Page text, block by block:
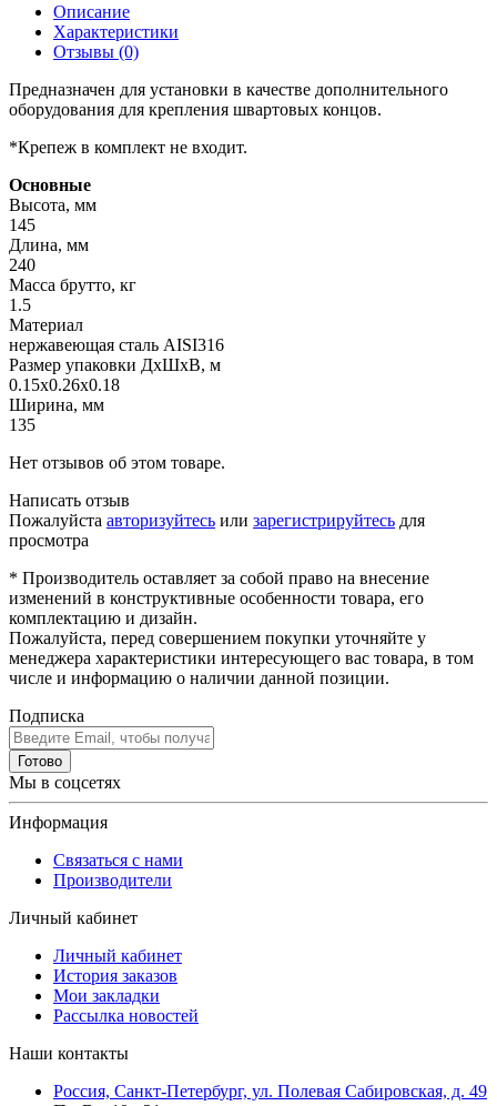
Описание
Характеристики
Отзывы (0)
Предназначен для установки в качестве дополнительного
оборудования для крепления швартовых концов.
*Крепеж в комплект не входит.
Основные
Высота, мм
145
Длина, мм
240
Масса брутто, кг
1.5
Материал
нержавеющая сталь AISI316
Размер упаковки ДхШхВ, м
0.15x0.26x0.18
Ширина, мм
135
Нет отзывов об этом товаре.
Написать отзыв
Пожалуйста авторизуйтесь или зарегистрируйтесь для
просмотра
* Производитель оставляет за собой право на внесение
изменений в конструктивные особенности товара, его
комплектацию и дизайн.
Пожалуйста, перед совершением покупки уточняйте у
менеджера характеристики интересующего вас товара, в том
числе и информацию о наличии данной позиции.
Подписка
Готово
Мы в соцсетях
Информация
Связаться с нами
Производители
Личный кабинет
Личный кабинет
История заказов
Мои закладки
Рассылка новостей
Наши контакты
Россия, Санкт-Петербург, ул. Полевая Сабировская, д. 49